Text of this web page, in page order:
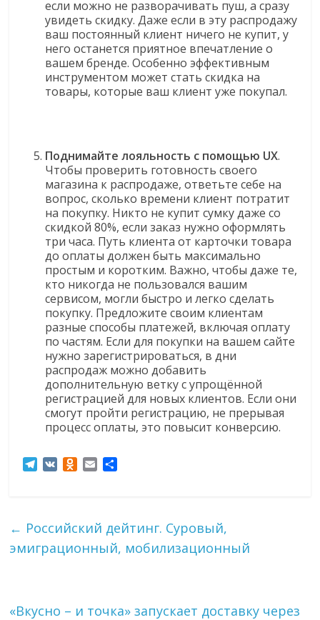
если можно не разворачивать пуш, а сразу
увидеть скидку. Даже если в эту распродажу
ваш постоянный клиент ничего не купит, у
него останется приятное впечатление о
вашем бренде. Особенно эффективным
инструментом может стать скидка на
товары, которые ваш клиент уже покупал.
Поднимайте лояльность с помощью UX.
Чтобы проверить готовность своего
магазина к распродаже, ответьте себе на
вопрос, сколько времени клиент потратит
на покупку. Никто не купит сумку даже со
скидкой 80%, если заказ нужно оформлять
три часа. Путь клиента от карточки товара
до оплаты должен быть максимально
простым и коротким. Важно, чтобы даже те,
кто никогда не пользовался вашим
сервисом, могли быстро и легко сделать
покупку. Предложите своим клиентам
разные способы платежей, включая оплату
по частям. Если для покупки на вашем сайте
нужно зарегистрироваться, в дни
распродаж можно добавить
дополнительную ветку с упрощённой
регистрацией для новых клиентов. Если они
смогут пройти регистрацию, не прерывая
процесс оплаты, это повысит конверсию.
T
r
a
O
l
a
i
l
а
в
и
← Российский дейтинг. Суровый,
эмиграционный, мобилизационный
«Вкусно – и точка» запускает доставку через